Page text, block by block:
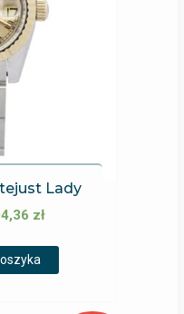
Lady
zł